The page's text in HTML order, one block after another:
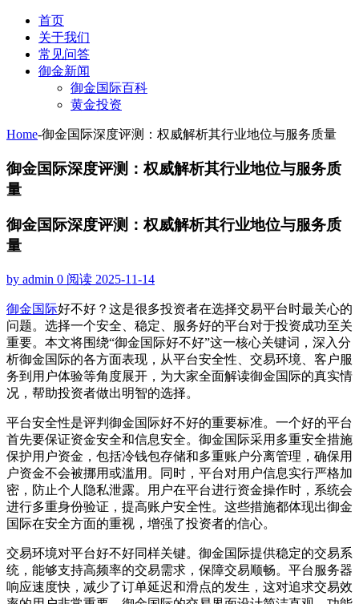
首页
关于我们
常见问答
御金新闻
御金国际百科
黄金投资
Home-御金国际深度评测：权威解析其行业地位与服务质量
御金国际深度评测：权威解析其行业地位与服务质
量
御金国际深度评测：权威解析其行业地位与服务质
量
by admin 0 阅读 2025-11-14
御金国际好不好？这是很多投资者在选择交易平台时最关心的
问题。选择一个安全、稳定、服务好的平台对于投资成功至关
重要。本文将围绕“御金国际好不好”这一核心关键词，深入分
析御金国际的各方面表现，从平台安全性、交易环境、客户服
务到用户体验等角度展开，为大家全面解读御金国际的真实情
况，帮助投资者做出明智的选择。
平台安全性是评判御金国际好不好的重要标准。一个好的平台
首先要保证资金安全和信息安全。御金国际采用多重安全措施
保护用户资金，包括冷钱包存储和多重账户分离管理，确保用
户资金不会被挪用或滥用。同时，平台对用户信息实行严格加
密，防止个人隐私泄露。用户在平台进行资金操作时，系统会
进行多重身份验证，提高账户安全性。这些措施都体现出御金
国际在安全方面的重视，增强了投资者的信心。
交易环境对平台好不好同样关键。御金国际提供稳定的交易系
统，能够支持高频率的交易需求，保障交易顺畅。平台服务器
响应速度快，减少了订单延迟和滑点的发生，这对追求交易效